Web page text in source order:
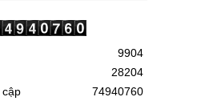
9904
28204
74940760